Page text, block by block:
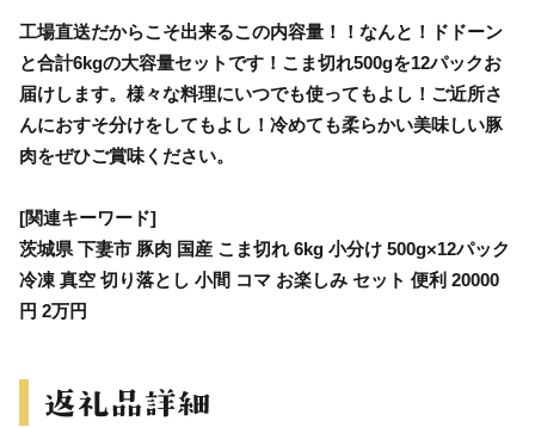
工場直送だからこそ出来るこの内容量！！なんと！ドドーン
と合計6kgの大容量セットです！こま切れ500gを12パックお
届けします。様々な料理にいつでも使ってもよし！ご近所さ
んにおすそ分けをしてもよし！冷めても柔らかい美味しい豚
肉をぜひご賞味ください。
[関連キーワード]
茨城県 下妻市 豚肉 国産 こま切れ 6kg 小分け 500g×12パック
冷凍 真空 切り落とし 小間 コマ お楽しみ セット 便利 20000
円 2万円